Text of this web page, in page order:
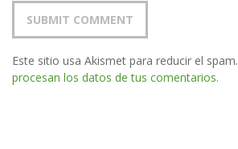
Este sitio usa Akismet para reducir el spam.
procesan los datos de tus comentarios.